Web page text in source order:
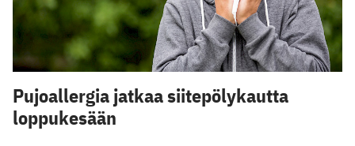
Pujoallergia jatkaa siitepölykautta
loppukesään